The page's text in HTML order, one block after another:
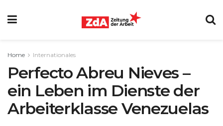
Home Internationales
Perfecto Abreu Nieves –
ein Leben im Dienste der
Arbeiterklasse Venezuelas